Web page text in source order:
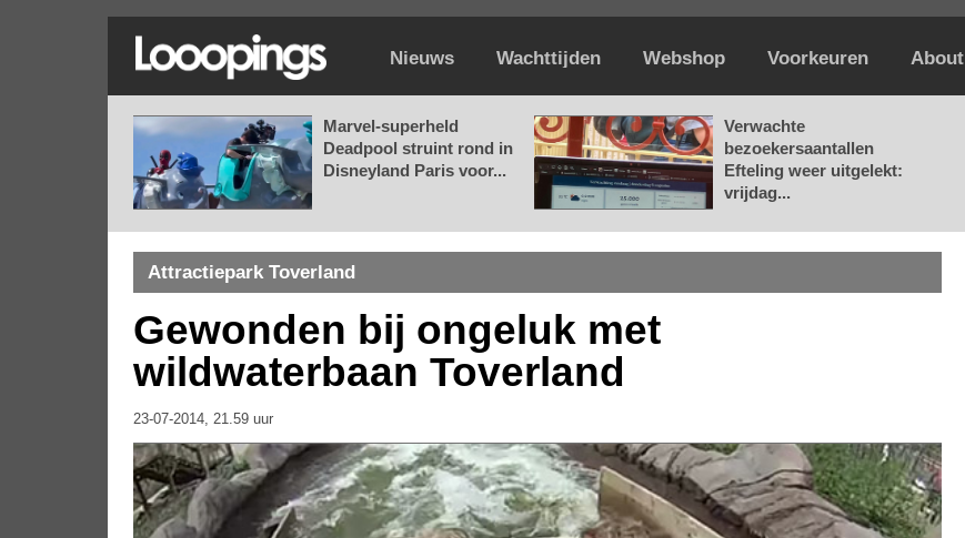
Nieuws Wachttijden Webshop Voorkeuren About
Marvel-superheld
Deadpool struint rond in
Disneyland Paris voor...
Verwachte
bezoekersaantallen
Efteling weer uitgelekt:
vrijdag...
Attractiepark Toverland
Gewonden bij ongeluk met
wildwaterbaan Toverland
23-07-2014, 21.59 uur